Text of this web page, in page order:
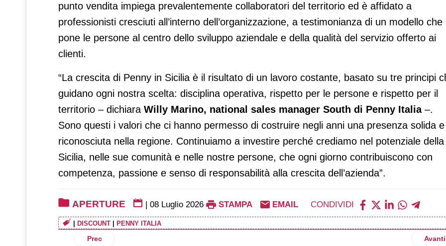
punto vendita impiega prevalentemente collaboratori del territorio ed è affidato a
professionisti cresciuti all’interno dell’organizzazione, a testimonianza di un modello che
pone le persone al centro dello sviluppo aziendale e della qualità del servizio offerto ai
clienti.
“La crescita di Penny in Sicilia è il risultato di un lavoro costante, basato su tre principi
guidano ogni nostra scelta: disciplina operativa, rispetto per le persone e rispetto per il
territorio – dichiara Willy Marino, national sales manager South di Penny Italia–.
Sono questi i valori che ci hanno permesso di costruire negli anni una presenza solida e
riconosciuta nella regione. Continuiamo a investire perché crediamo nel potenziale della
Sicilia, nelle sue comunità e nelle nostre persone, che ogni giorno contribuiscono con
competenza, passione e senso di responsabilità alla crescita dell’azienda”.
APERTURE | 08 Luglio 2026 STAMPA EMAIL CONDIVIDI
DISCOUNT PENNY ITALIA
Articolo precedente: Gruppo Unicomm cresce in Toscana: in arrivo lo store Famila a Calcinaia (Pi)
Prec Avanti